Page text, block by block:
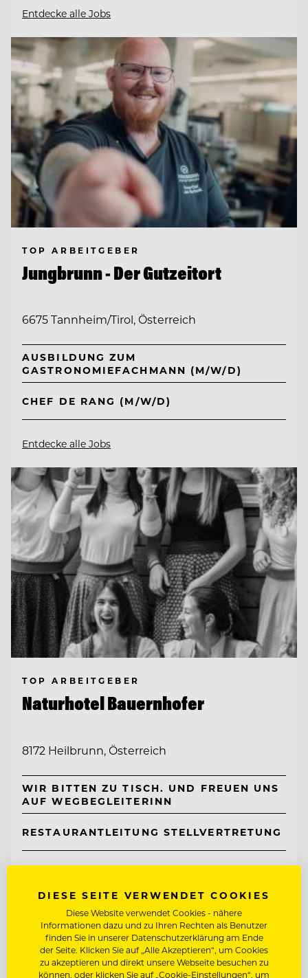
Entdecke alle Jobs
TOP ARBEITGEBER
Jungbrunn - Der Gutzeitort
6675 Tannheim/Tirol, Österreich
AUSBILDUNG ZUM
GASTRONOMIEFACHMANN (M/W/D)
CHEF DE RANG (M/W/D)
Entdecke alle Jobs
TOP ARBEITGEBER
Naturhotel Bauernhofer
8172 Heilbrunn, Österreich
WIR BITTEN ZU TISCH. UND FREUEN UNS
AUF WEGBEGLEITERINN
RESTAURANTLEITUNG STELLVERTRETUNG
DIESE SEITE VERWENDET COOKIES
Diese Website verwendet Cookies - nähere
Informationen dazu und zu Ihren Rechten als Benutzer
finden Sie in unserer Datenschutzerklärung am Ende
der Seite. Klicken Sie auf „Alle Akzeptieren“, um Cookies
zu akzeptieren und direkt unsere Webseite besuchen zu
können, oder klicken Sie auf „Cookie-Einstellungen“, um